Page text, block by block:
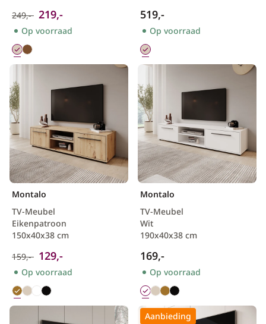
249,- 219,-
Op voorraad
519,-
Op voorraad
Montalo
TV-Meubel
Eikenpatroon
150x40x38 cm
159,- 129,-
Op voorraad
Montalo
TV-Meubel
Wit
190x40x38 cm
169,-
Op voorraad
Aanbieding